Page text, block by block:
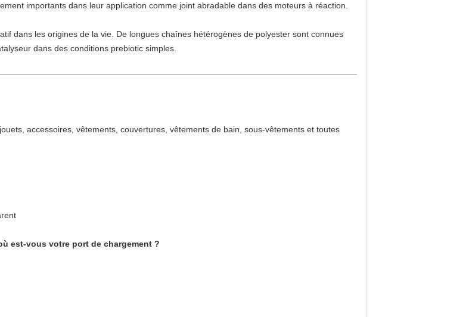
importants dans leur application comme joint abradable dans des moteurs à réaction.
dans les origines de la vie. De longues chaînes hétérogènes de polyester sont connues
dans des conditions prebiotic simples.
accessoires, vêtements, couvertures, vêtements de bain, sous-vêtements et toutes
est-vous votre port de chargement ?